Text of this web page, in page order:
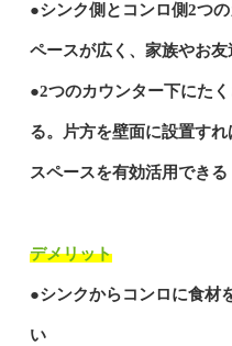
●シンク側とコンロ側2つ
ペースが広く、家族やお
●2つのカウンター下にた
る。片方を壁面に設置すれ
スペースを有効活用できる
デメリット
●シンクからコンロに食材
い